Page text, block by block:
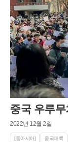
중국 우루
2022년 12월 2일
[동아시아] 중국대륙